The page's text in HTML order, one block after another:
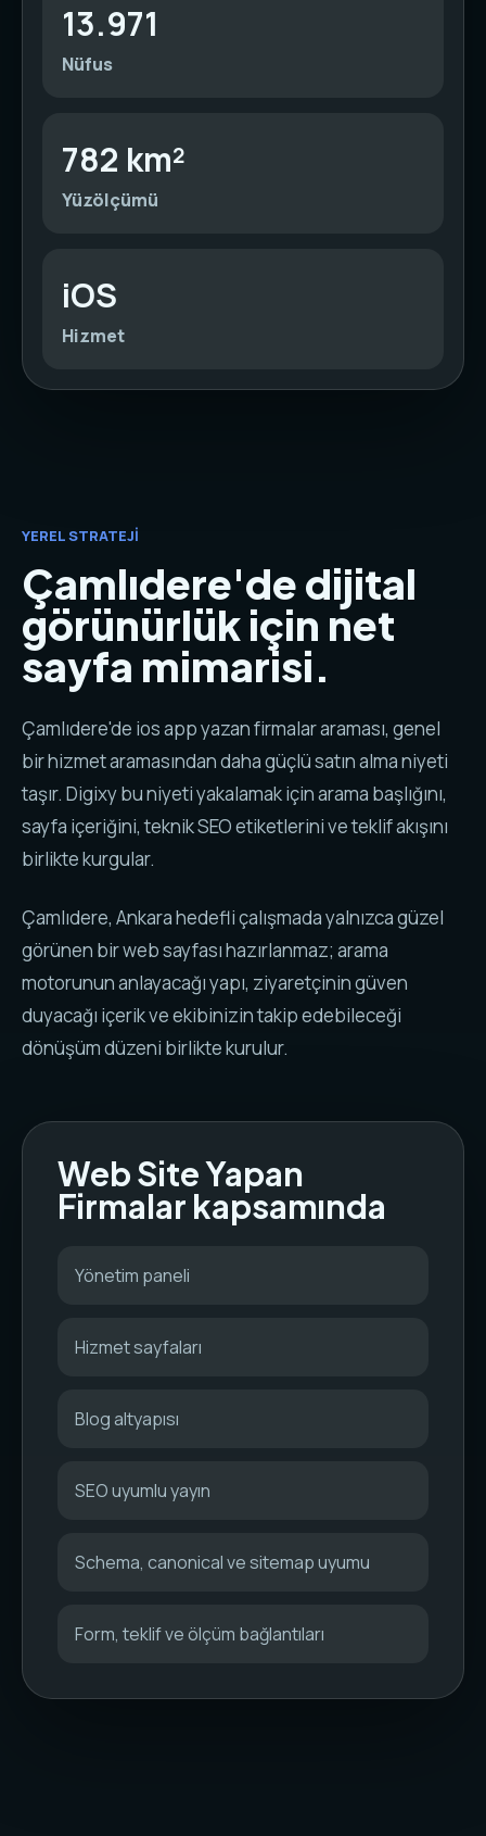
13.971
Nüfus
782 km²
Yüzölçümü
iOS
Hizmet
YEREL STRATEJI
Çamlıdere'de dijital
görünürlük için net
sayfa mimarisi.
Çamlıdere'de ios app yazan firmalar araması, genel
bir hizmet aramasından daha güçlü satın alma niyeti
taşır. Digixy bu niyeti yakalamak için arama başlığını,
sayfa içeriğini, teknik SEO etiketlerini ve teklif akışını
birlikte kurgular.
Çamlıdere, Ankara hedefli çalışmada yalnızca güzel
görünen bir web sayfası hazırlanmaz; arama
motorunun anlayacağı yapı, ziyaretçinin güven
duyacağı içerik ve ekibinizin takip edebileceği
dönüşüm düzeni birlikte kurulur.
Web Site Yapan
Firmalar kapsamında
Yönetim paneli
Hizmet sayfaları
Blog altyapısı
SEO uyumlu yayın
Schema, canonical ve sitemap uyumu
Form, teklif ve ölçüm bağlantıları